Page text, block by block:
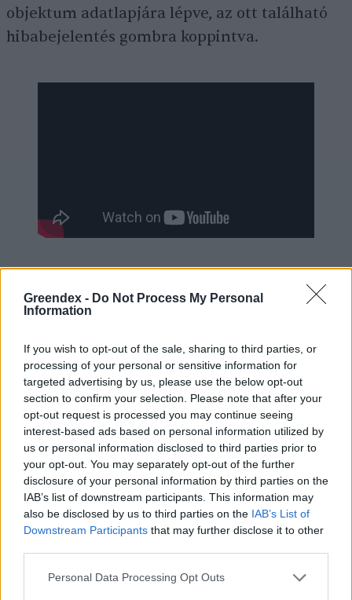
Greendex - Do Not Process My Personal
Information
If you wish to opt-out of the sale, sharing to third parties, or
processing of your personal or sensitive information for
targeted advertising by us, please use the below opt-out
section to confirm your selection. Please note that after your
opt-out request is processed you may continue seeing
interest-based ads based on personal information utilized by
us or personal information disclosed to third parties prior to
your opt-out. You may separately opt-out of the further
disclosure of your personal information by third parties on the
IAB’s list of downstream participants. This information may
also be disclosed by us to third parties on the IAB’s List of
Downstream Participants that may further disclose it to other
Personal Data Processing Opt Outs
objektum adatlapjára lépve, az ott található
hibabejelentés gombra koppintva.
Számold ki egy fa értékét!
Egy fa értékére többféleképpen lehet
tekinteni, sokáig csak a tűzifa árcéduláját
biggyesztettek rá. Elsőként az USA-ban
dolgoztak ki olyan módszert a múlt század
közepén, melynél figyelembe vették a
környezeti hasznokat is. A faértékszámítás
magyar úttörőjénekRadó Dezső számít
1988-ban kidolgozott egy módszert, amely
figyelembe vette a lombterület méretét,
elhelyezkedését, életkorát és egészségi
állapotát. Ezt a módszert fejlesztette tovább a
Magyar Faápolók Egyesülete (MFE). A FŐKERT